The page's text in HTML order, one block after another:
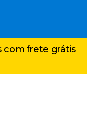
com frete grátis